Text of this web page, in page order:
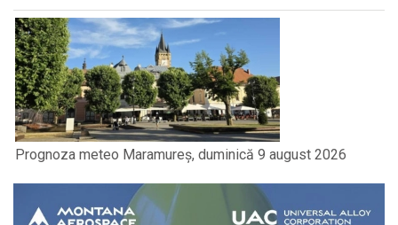
Prognoza meteo Maramureș, duminică 9 august 2026